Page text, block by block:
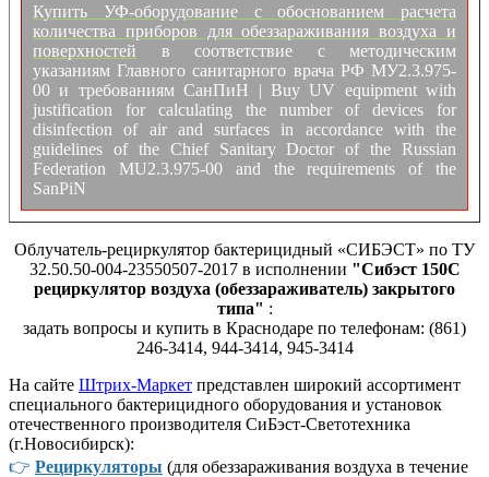
Купить УФ-оборудование с обоснованием расчета
количества приборов для обеззараживания воздуха и
поверхностей в соответствие с методическим
указаниям Главного санитарного врача РФ МУ2.3.975-
00 и требованиям СанПиН | Buy UV equipment with
justification for calculating the number of devices for
disinfection of air and surfaces in accordance with the
guidelines of the Chief Sanitary Doctor of the Russian
Federation MU2.3.975-00 and the requirements of the
SanPiN
Облучатель-рециркулятор бактерицидный «СИБЭСТ» по ТУ
32.50.50-004-23550507-2017 в исполнении "Сибэст 150С
рециркулятор воздуха (обеззараживатель) закрытого
типа" :
задать вопросы и купить в Краснодаре по телефонам: (861)
246-3414, 944-3414, 945-3414
На сайте Штрих-Маркет представлен широкий ассортимент
специального бактерицидного оборудования и установок
отечественного производителя СиБэст-Светотехника
(г.Новосибирск):
👉 Рециркуляторы (для обеззараживания воздуха в течение